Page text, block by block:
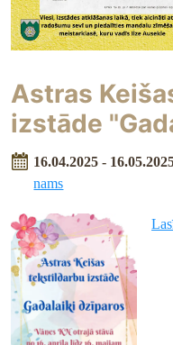
Astras
izstāde
16.04.2025 -
nams